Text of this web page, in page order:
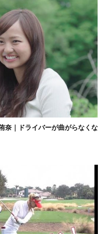
奈｜ドライバーが曲がらなくな